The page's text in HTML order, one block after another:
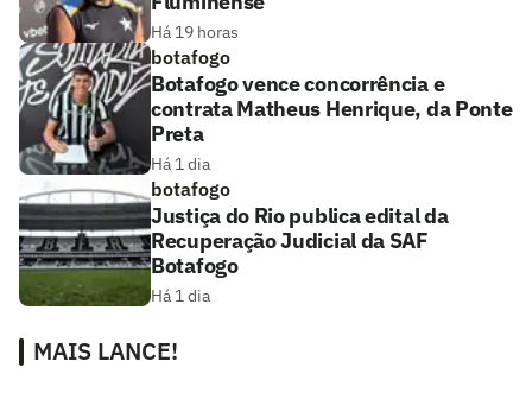
Há 19 horas
botafogo
Botafogo vence concorrência e
contrata Matheus Henrique, da Ponte
Preta
Há 1 dia
botafogo
Justiça do Rio publica edital da
Recuperação Judicial da SAF
Botafogo
Há 1 dia
MAIS LANCE!